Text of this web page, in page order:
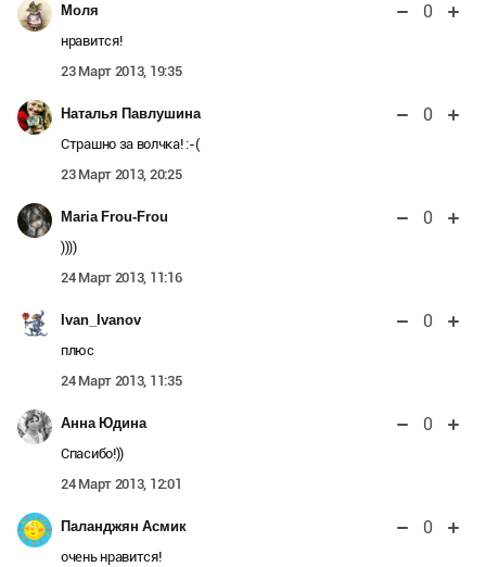
Моля 0
нравится!
23 Март 2013, 19:35
Наталья Павлушина 0
Страшно за волчка! :-(
23 Март 2013, 20:25
Maria Frou-Frou 0
))))
24 Март 2013, 11:16
Ivan_Ivanov 0
плюс
24 Март 2013, 11:35
Анна Юдина 0
Спасибо!))
24 Март 2013, 12:01
Паланджян Асмик 0
очень нравится!